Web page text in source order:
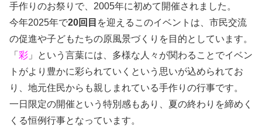
手作りのお祭りで、2005年に初めて開催されました。
今年2025年で20回目 を迎えるこのイベントは、市民交流
の促進や子どもたちの原風景づくりを目的としています。
「 彩 」という言葉には、多様な人々が関わることでイベン
トがより豊かに彩られていくという思いが込められてお
り、地元住民からも親しまれている手作りの行事です。
一日限定の開催という特別感もあり、夏の終わりを締めく
くる恒例行事となっています。